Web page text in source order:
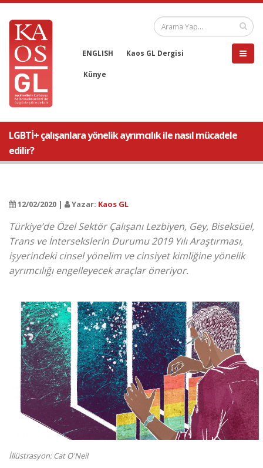
ENGLISH Kaos GL Dergisi
Künye
LGBTİ+ çalışanlara yönelik ayrımcılık ile nasıl mücadele
edilir?
12/02/2020 | Yazar: Kaos GL
Türkiye’de Özel Sektör Çalışanı Lezbiyen, Gey, Biseksüel,
Trans ve İntersekslerin Durumu 2019 Yılı Araştırması,
işyerindeki cinsel yönelim ve cinsiyet kimliğine yönelik
ayrımcılığı engelleyecek araçlar öneriyor.
İllüstrasyon: Cat O'Neil